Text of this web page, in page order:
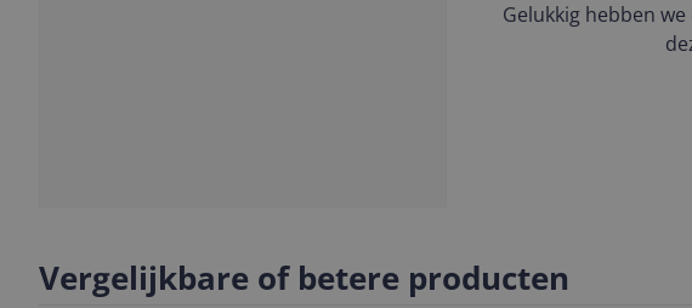
Gelukkig hebben
Vergelijkbare of betere producten